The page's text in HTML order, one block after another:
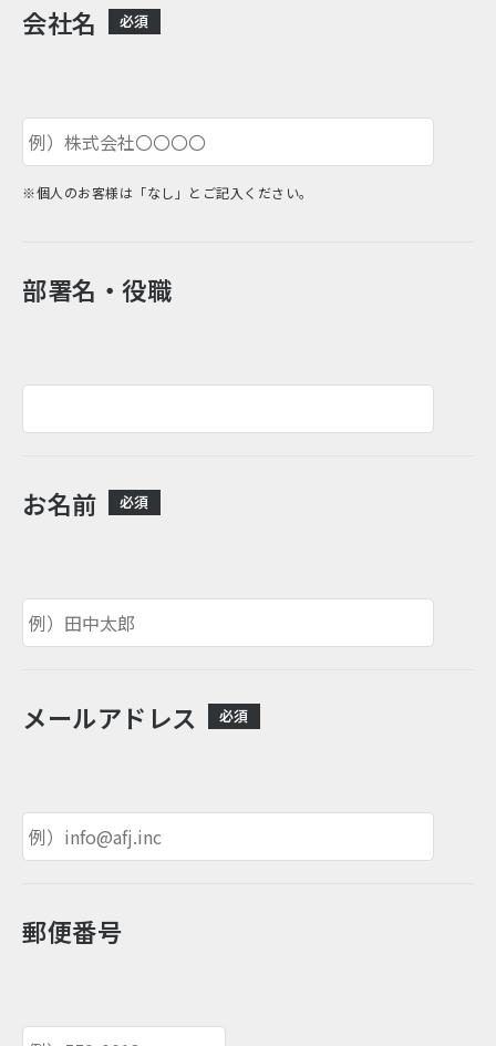
会社名 必須
※個人のお客様は「なし」とご記入ください。
部署名・役職
お名前 必須
メールアドレス 必須
郵便番号